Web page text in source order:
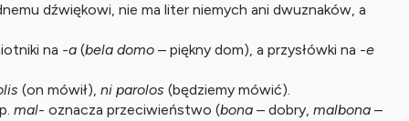
dźwiękowi, nie ma liter niemych ani dwuznaków, a
na -a (bela domo – piękny dom), a przysłówki na -e
(on mówił), ni parolos (będziemy mówić).
mal- oznacza przeciwieństwo (bona – dobry, malbona –